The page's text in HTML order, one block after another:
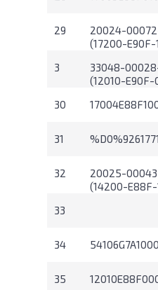
29
20024-
(17200-E90F-
3
33048-
(12010-
30
31
32
20025-
(14200-
33
34
35